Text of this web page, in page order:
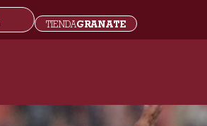
TIENDAGRANATE